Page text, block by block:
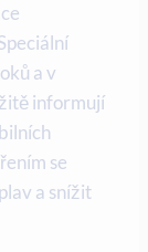
a v
informují
se
a snížit